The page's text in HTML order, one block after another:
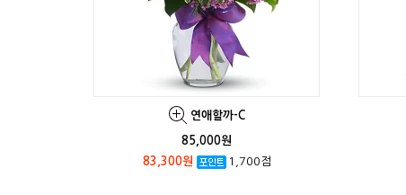
연애할까-C
85,000원
83,300원
1,700점